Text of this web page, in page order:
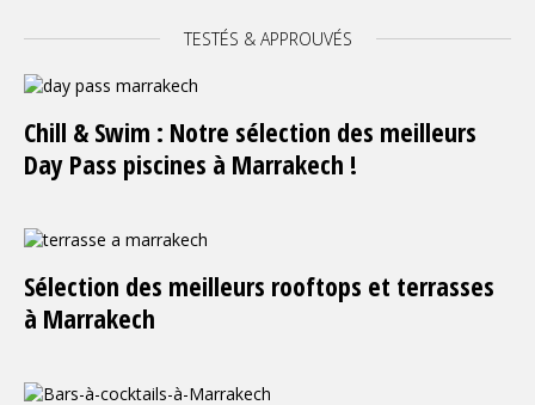
TESTÉS & APPROUVÉS
Chill & Swim : Notre sélection des meilleurs
Day Pass piscines à Marrakech !
Sélection des meilleurs rooftops et terrasses
à Marrakech